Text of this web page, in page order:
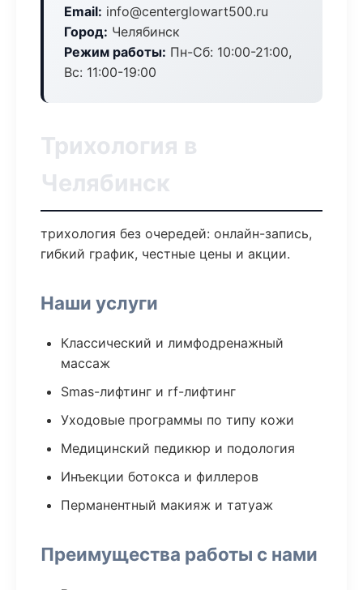
Email: info@centerglowart500.ru
Город: Челябинск
Режим работы: Пн-Сб: 10:00-21:00,
Вс: 11:00-19:00
Трихология в
Челябинск
трихология без очередей: онлайн-запись,
гибкий график, честные цены и акции.
Наши услуги
Классический и лимфодренажный
массаж
Smas-лифтинг и rf-лифтинг
Уходовые программы по типу кожи
Медицинский педикюр и подология
Инъекции ботокса и филлеров
Перманентный макияж и татуаж
Преимущества работы с нами